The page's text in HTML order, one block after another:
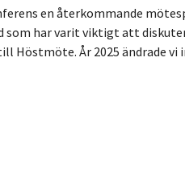
en återkommande
har varit viktigt att
Höstmöte. År 2025 ändrade